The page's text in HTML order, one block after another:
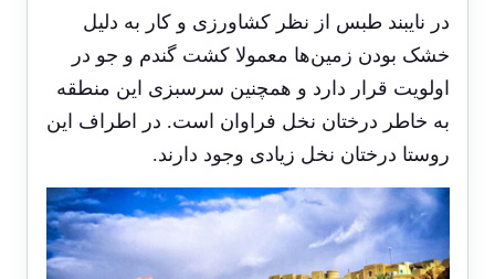
در نایبند طبس از نظر کشاورزی و کار به دلیل
خشک بودن زمین‌ها معمولا کشت گندم و جو در
اولویت قرار دارد و همچنین سرسبزی این منطقه
به خاطر درختان نخل فراوان است. در اطراف این
روستا درختان نخل زیادی وجود دارند.